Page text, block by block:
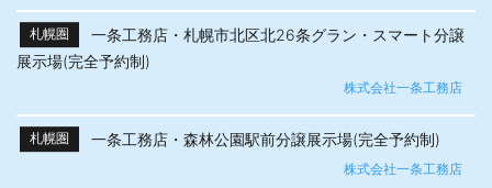
札幌圏
一条工務店・札幌市北区北26条グラン・スマート分譲
展示場(完全予約制)
株式会社一条工務店
札幌圏 一条工務店・森林公園駅前分譲展示場(完全予約制)
株式会社一条工務店